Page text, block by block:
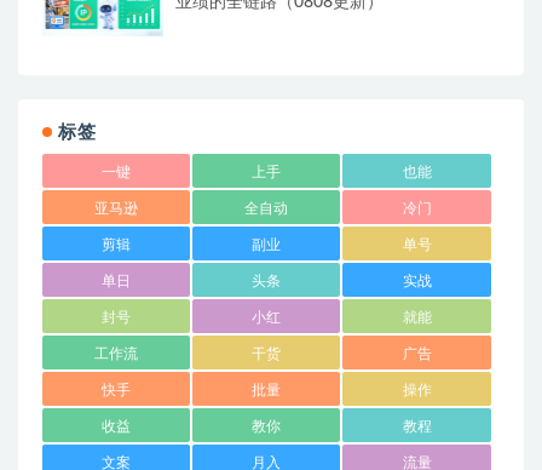
标签
一键 上手 也能
亚马逊 全自动 冷门
剪辑 副业 单号
单日 头条 实战
封号 小红 就能
工作流 干货 广告
快手 批量 操作
收益 教你 教程
文案 月入 流量